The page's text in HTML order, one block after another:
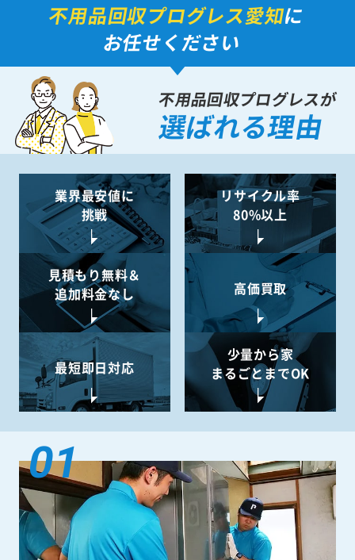
不用品回収プログレス愛知に
お任せください
不用品回収プログレスが
選ばれる理由
業界最安値に
挑戦
リサイクル率
80%以上
見積もり無料＆
追加料金なし
高価買取
最短即日対応
少量から家
まるごとまでOK